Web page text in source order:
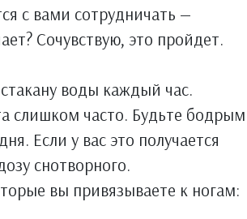
с вами сотрудничать —
Сочувствую, это пройдет.
воды каждый час.
слишком часто. Будьте бодрым
Если у вас это получается
снотворного.
вы привязываете к ногам: